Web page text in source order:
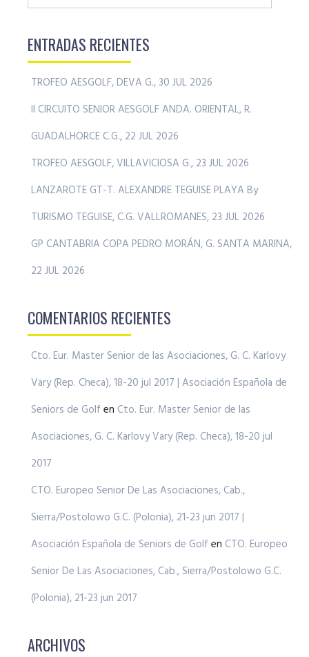
ENTRADAS RECIENTES
TROFEO AESGOLF, DEVA G., 30 JUL 2026
II CIRCUITO SENIOR AESGOLF ANDA. ORIENTAL, R.
GUADALHORCE C.G., 22 JUL 2026
TROFEO AESGOLF, VILLAVICIOSA G., 23 JUL 2026
LANZAROTE GT-T. ALEXANDRE TEGUISE PLAYA By
TURISMO TEGUISE, C.G. VALLROMANES, 23 JUL 2026
GP CANTABRIA COPA PEDRO MORÁN, G. SANTA MARINA,
22 JUL 2026
COMENTARIOS RECIENTES
Cto. Eur. Master Senior de las Asociaciones, G. C. Karlovy
Vary (Rep. Checa), 18-20 jul 2017 | Asociación Española de
Seniors de Golf en Cto. Eur. Master Senior de las
Asociaciones, G. C. Karlovy Vary (Rep. Checa), 18-20 jul
2017
CTO. Europeo Senior De Las Asociaciones, Cab.,
Sierra/Postolowo G.C. (Polonia), 21-23 jun 2017 |
Asociación Española de Seniors de Golf en CTO. Europeo
Senior De Las Asociaciones, Cab., Sierra/Postolowo G.C.
(Polonia), 21-23 jun 2017
ARCHIVOS